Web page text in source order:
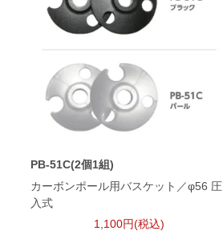
PB-51C(2個1組)
カーボンポール用バスケット／φ56 圧
入式
1,100円(税込)